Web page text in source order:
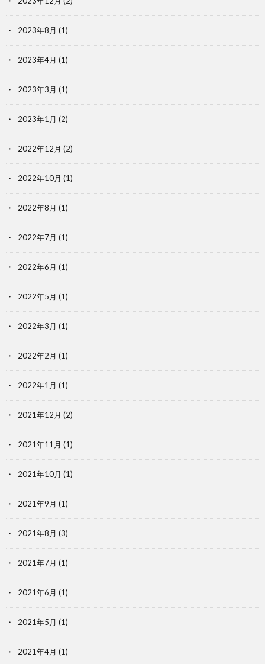
2023年8月 (1)
2023年4月 (1)
2023年3月 (1)
2023年1月 (2)
2022年12月 (2)
2022年10月 (1)
2022年8月 (1)
2022年7月 (1)
2022年6月 (1)
2022年5月 (1)
2022年3月 (1)
2022年2月 (1)
2022年1月 (1)
2021年12月 (2)
2021年11月 (1)
2021年10月 (1)
2021年9月 (1)
2021年8月 (3)
2021年7月 (1)
2021年6月 (1)
2021年5月 (1)
2021年4月 (1)